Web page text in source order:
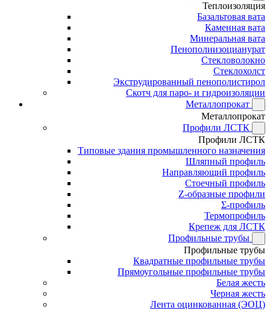
Теплоизоляция
Базальтовая вата
Каменная вата
Минеральная вата
Пенополиизоцианурат
Стекловолокно
Стеклохолст
Экструдированный пенополистирол
Скотч для паро- и гидроизоляции
Металлопрокат
Металлопрокат
Профили ЛСТК
Профили ЛСТК
Типовые здания промышленного назначения
Шляпный профиль
Направляющий профиль
Стоечный профиль
Z-образные профили
Σ-профиль
Термопрофиль
Крепеж для ЛСТК
Профильные трубы
Профильные трубы
Квадратные профильные трубы
Прямоугольные профильные трубы
Белая жесть
Черная жесть
Лента оцинкованная (ЭОЦ)